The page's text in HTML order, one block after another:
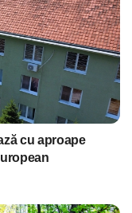
cu aproape